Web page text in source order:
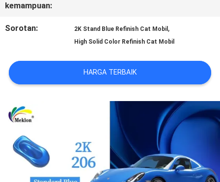
SUATU
KEBIJAKAN
PRIVASI
kemampuan:
Sorotan: 2K Stand Blue Refinish Cat Mobil ,
High Solid Color Refinish Cat Mobil
HARGA TERBAIK